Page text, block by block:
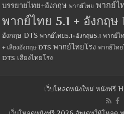
บรรยายไทย+อังกฤษ พากย์ไทย พากย์ไ
พากย์ไทย 5.1 + อังกฤษ
อังกฤษ DTS พากย์ไทย5.1+อังกฤษ5.1 พากย์ไ
+ เสียงอังกฤษ DTS พากย์ไทยโรง พากย์ไทย
DTS เสียงไทยโรง
เว็บโหลดหนังใหม่ หนังฟรี